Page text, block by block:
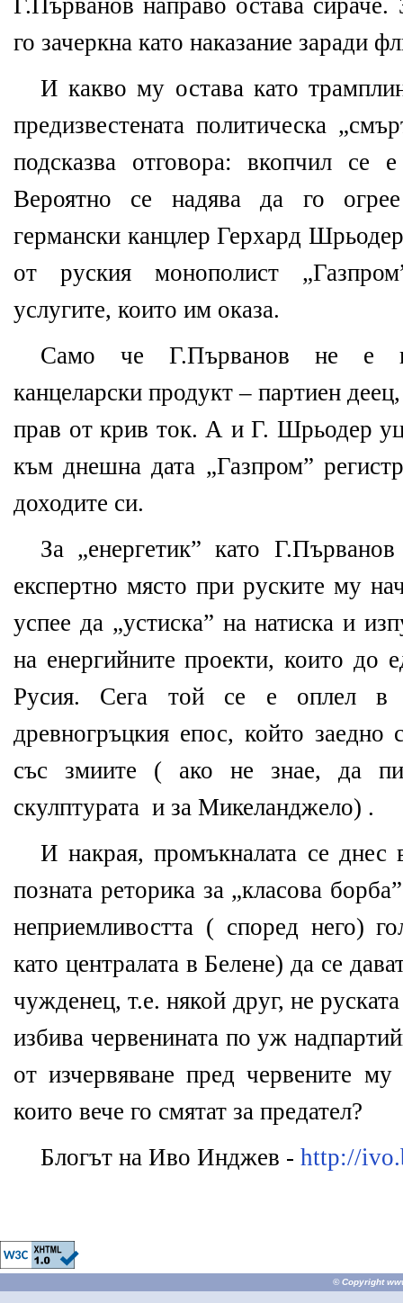
Г.Първанов направо остава
го зачеркна като наказание заради
И какво му остава като
предизвестената политическа
подсказва отговора: вкопчил се
Вероятно се надява да го
германски канцлер Герхард
от руския монополист
услугите, които им оказа.
Само че Г.Първанов не е
канцеларски продукт – партиен
прав от крив ток. А и Г. Шрьодер
към днешна дата „Газпром”
доходите си.
За „енергетик” като
експертно място при руските му
успее да „устиска” на натиска и
на енергийните проекти, които до
Русия. Сега той се е оплел в
древногръцкия епос, който заедно
със змиите ( ако не знае, да
скулптурата и за Микеланджело) .
И накрая, промъкналата се днес
позната реторика за „класова
неприемливостта ( според него)
като централата в Белене) да се
чужденец, т.е. някой друг, не
избива червенината по уж
от изчервяване пред червените
които вече го смятат за предател?
Блогът на Иво Инджев - http://
© Copyright